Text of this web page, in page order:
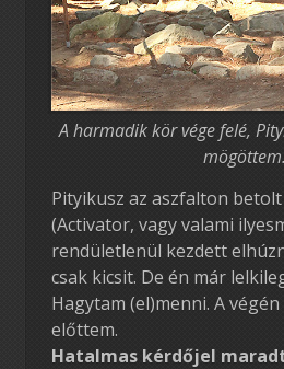
A harmadik kör vége felé,
mögöttem.
Pityikusz az aszfalton
(Activator, vagy valami
rendületlenül kezdett
csak kicsit. De én már
Hagytam (el)menni. A
előttem.
Hatalmas kérdőjel